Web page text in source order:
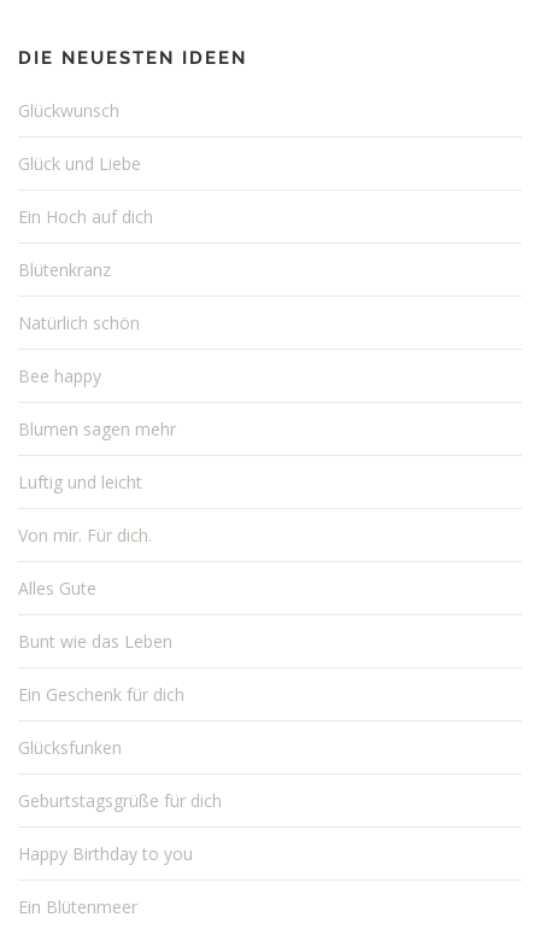
DIE NEUESTEN IDEEN
Glückwunsch
Glück und Liebe
Ein Hoch auf dich
Blütenkranz
Natürlich schön
Bee happy
Blumen sagen mehr
Luftig und leicht
Von mir. Für dich.
Alles Gute
Bunt wie das Leben
Ein Geschenk für dich
Glücksfunken
Geburtstagsgrüße für dich
Happy Birthday to you
Ein Blütenmeer